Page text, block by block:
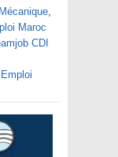
,
Maroc
CDI